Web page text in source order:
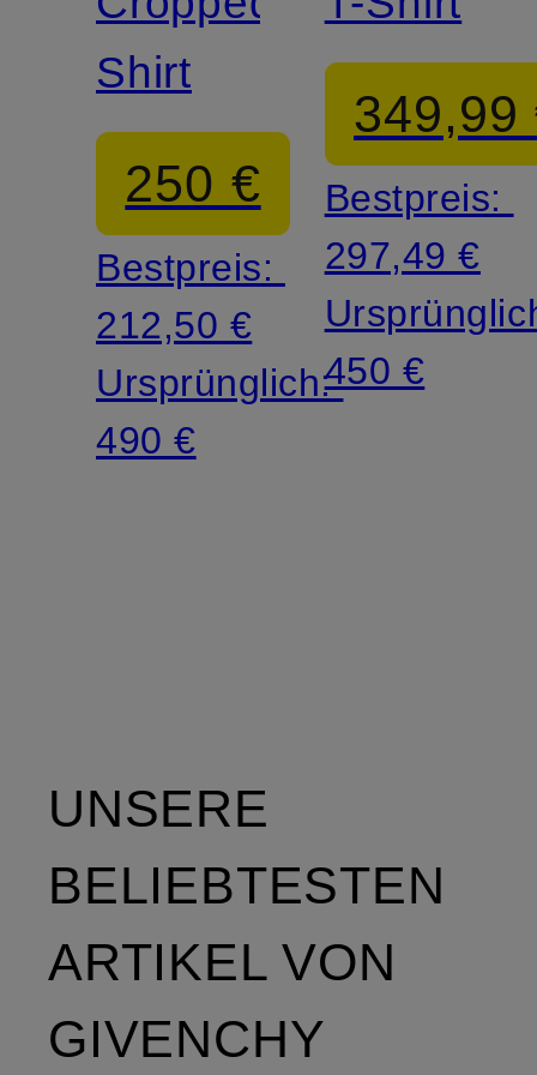
Shirt
250 €
Bestpreis:
212,50 €
Ursprünglich:
490 €
349,99
Bestpreis:
297,49 €
450 €
UNSERE
BELIEBTESTEN
ARTIKEL VON
GIVENCHY